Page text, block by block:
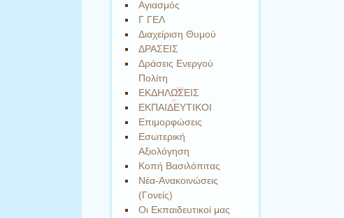
Αγιασμός
Γ ΓΕΛ
Διαχείριση Θυμού
ΔΡΑΣΕΙΣ
Δράσεις Ενεργού
Πολίτη
ΕΚΔΗΛΩΣΕΙΣ
ΕΚΠΑΙΔΕΥΤΙΚΟΙ
Επιμορφώσεις
Εσωτερική
Αξιολόγηση
Κοπή Βασιλόπιτας
Νέα-Ανακοινώσεις
(Γονείς)
Οι Εκπαιδευτικοί μας